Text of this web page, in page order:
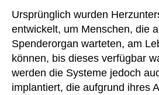
Ursprünglich wurden
entwickelt, um Menschen, die
Spenderorgan warteten, am
können, bis dieses verfügbar
werden die Systeme jedoch
implantiert, die aufgrund ihres